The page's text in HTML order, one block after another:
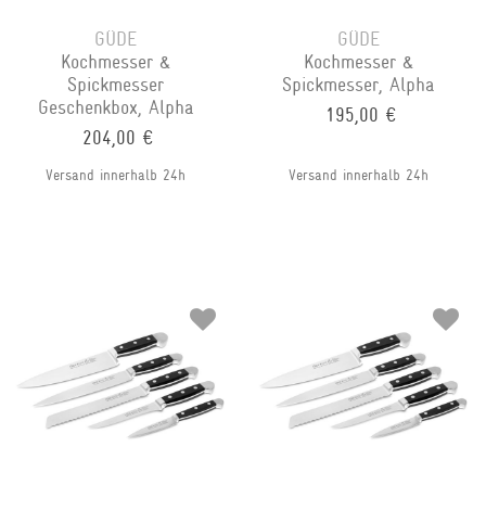
GÜDE
Kochmesser &
Spickmesser
Geschenkbox, Alpha
204,00 €
Versand innerhalb 24h
GÜDE
Kochmesser &
Spickmesser, Alpha
195,00 €
Versand innerhalb 24h